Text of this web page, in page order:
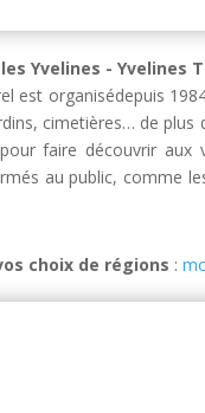
est organisédepuis
cimetières… de plus
faire découvrir aux
au public, comme
choix de régions :